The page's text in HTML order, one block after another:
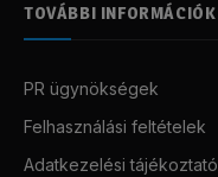
TOVÁBBI INFORMÁCIÓK
PR ügynökségek
Felhasználási feltételek
Adatkezelési tájékoztató